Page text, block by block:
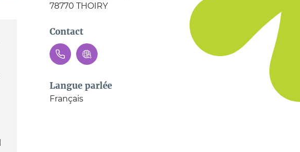
78770 THOIRY
Contact
Langue parlée
Français